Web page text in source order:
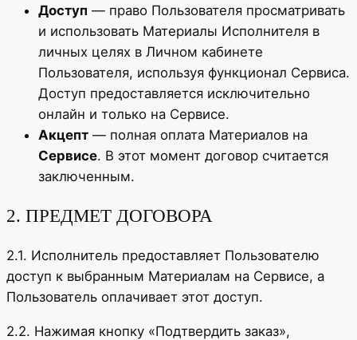
Доступ — право Пользователя просматривать
и использовать Материалы Исполнителя в
личных целях в Личном кабинете
Пользователя, используя функционал Сервиса.
Доступ предоставляется исключительно
онлайн и только на Сервисе.
Акцепт — полная оплата Материалов на
Сервисе. В этот момент договор считается
заключенным.
2. ПРЕДМЕТ ДОГОВОРА
2.1. Исполнитель предоставляет Пользователю
доступ к выбранным Материалам на Сервисе, а
Пользователь оплачивает этот доступ.
2.2. Нажимая кнопку «Подтвердить заказ»,